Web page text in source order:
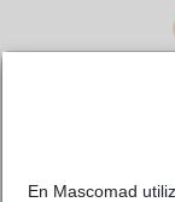
En Mascomad